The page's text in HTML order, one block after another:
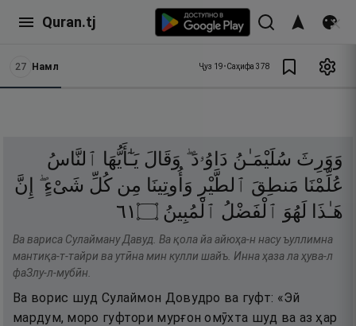
Quran.tj
27 Намл Ҷуз 19•Саҳифа 378
وَوَرِثَ سُلَيْمَـٰنُ دَاوُۥدَ ۖ وَقَالَ يَـٰٓأَيُّهَا ٱلنَّاسُ
عُلِّمْنَا مَنطِقَ ٱلطَّيْرِ وَأُوتِينَا مِن كُلِّ شَىْءٍ ۖ
إِنَّ
هَـٰذَا
لَهُوَ ٱلْفَضْلُ ٱلْمُبِينُ ۝١٦
Ва вариса Сулайману Давуд. Ва қола йа айюҳа-н насу ъуллимна
мантиқа-т-тайри ва утӣна мин кулли шайъ. Инна ҳаза ла ҳува-л
фаЗлу-л-мубӣн.
Ва ворис шуд Сулаймон Довудро ва гуфт: «Эй
мардум, моро гуфтори мурғон омӯхта шуд ва аз ҳар